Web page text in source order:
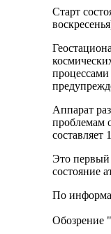
Старт
Аппарат
проблемам
составляет
Это первый
состояние
По
Обозрение "